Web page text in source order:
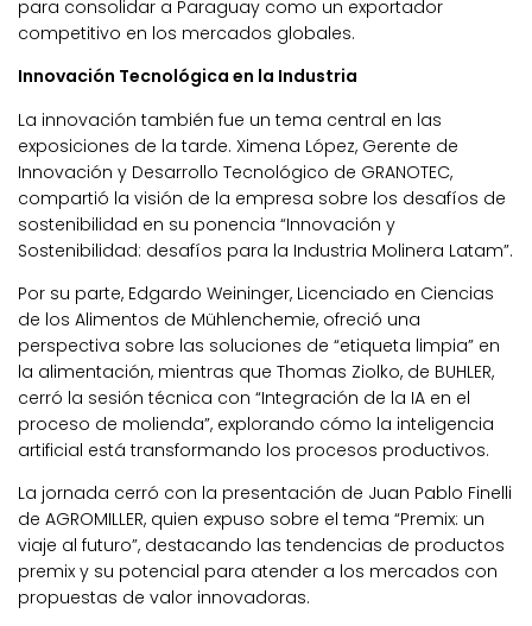
para consolidar a Paraguay como un exportador
competitivo en los mercados globales.
Innovación Tecnológica en la Industria
La innovación también fue un tema central en las
exposiciones de la tarde. Ximena López, Gerente de
Innovación y Desarrollo Tecnológico de GRANOTEC,
compartió la visión de la empresa sobre los desafíos de
sostenibilidad en su ponencia “Innovación y
Sostenibilidad: desafíos para la Industria Molinera Latam”.
Por su parte, Edgardo Weininger, Licenciado en Ciencias
de los Alimentos de Mühlenchemie, ofreció una
perspectiva sobre las soluciones de “etiqueta limpia” en
la alimentación, mientras que Thomas Ziolko, de BUHLER,
cerró la sesión técnica con “Integración de la IA en el
proceso de molienda”, explorando cómo la inteligencia
artificial está transformando los procesos productivos.
La jornada cerró con la presentación de Juan Pablo Finelli
de AGROMILLER, quien expuso sobre el tema “Premix: un
viaje al futuro”, destacando las tendencias de productos
premix y su potencial para atender a los mercados con
propuestas de valor innovadoras.